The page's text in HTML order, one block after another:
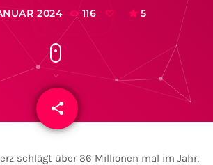
2024 116 5
share
email
schlägt über 36 Millionen mal im Jahr,